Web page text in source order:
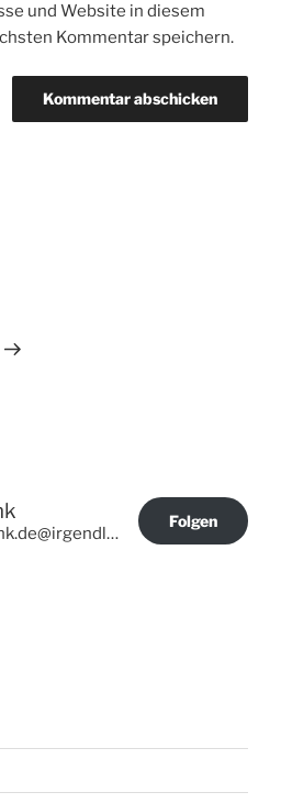
und Website in diesem
Kommentar speichern.
@irgendlink.de@irgendlink.de
Folgen